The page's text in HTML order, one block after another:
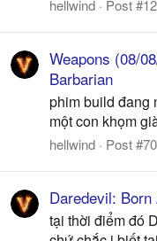
hellwind Post #12
Weapons (08/
Barbarian
phim build đang
một con khọm
hellwind Post #70
Daredevil:
tại thời điểm đó